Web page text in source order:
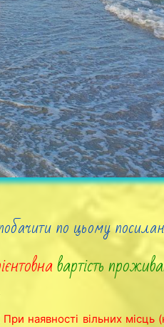
по цьому
вартість
При наявності вільних місць